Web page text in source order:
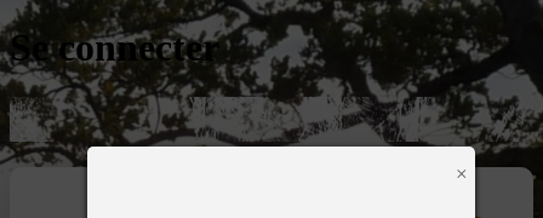
×
Se connecter